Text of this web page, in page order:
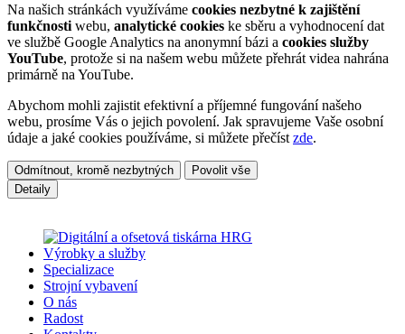
Na našich stránkách využíváme cookies nezbytné k zajištění
funkčnosti webu, analytické cookies ke sběru a vyhodnocení dat
ve službě Google Analytics na anonymní bázi a cookies služby
YouTube, protože si na našem webu můžete přehrát videa nahrána
primárně na YouTube.
Abychom mohli zajistit efektivní a příjemné fungování našeho
webu, prosíme Vás o jejich povolení. Jak spravujeme Vaše osobní
údaje a jaké cookies používáme, si můžete přečíst zde.
Výrobky a služby
Specializace
Strojní vybavení
O nás
Radost